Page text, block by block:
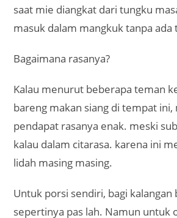
saat mie diangkat dari tungku
masuk dalam mangkuk tanpa ada
Bagaimana rasanya?
Kalau menurut beberapa teman
bareng makan siang di tempat
pendapat rasanya enak. meski
kalau dalam citarasa. karena ini
lidah masing masing.
Untuk porsi sendiri, bagi kalangan
sepertinya pas lah. Namun untuk